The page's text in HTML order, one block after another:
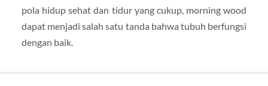
pola hidup sehat dan tidur yang cukup, morning wood
dapat menjadi salah satu tanda bahwa tubuh berfungsi
dengan baik.